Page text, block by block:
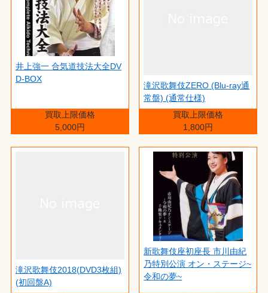
井上強一 合気道技法大全DV
D-BOX
買取上限価格
5,000円
滝沢歌舞伎ZERO (Blu-ray通
常盤) (通常仕様)
買取上限価格
1,800円
滝沢歌舞伎2018(DVD3枚組)
(初回盤A)
新歌舞伎座初座長 市川由紀
乃特別公演 オン・ステージ~
令和の夢~